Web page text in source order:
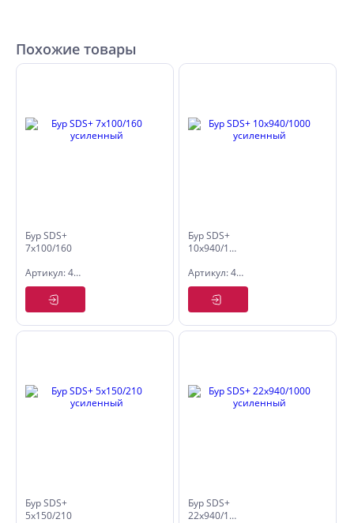
Похожие товары
Бур SDS+
7х100/160
Артикул: 4007016
Бур SDS+
10х940/1000
Артикул: 4010100
Бур SDS+
5х150/210
Бур SDS+
22х940/1000